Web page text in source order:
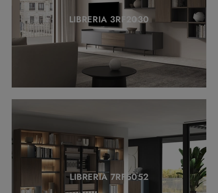
LIBRERIA 3RF2030
LIBRERIA 7RF5052